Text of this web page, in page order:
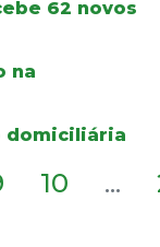
62 novos
na
domiciliária
10 ...